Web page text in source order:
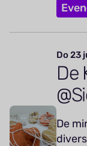
Do 23
De
De